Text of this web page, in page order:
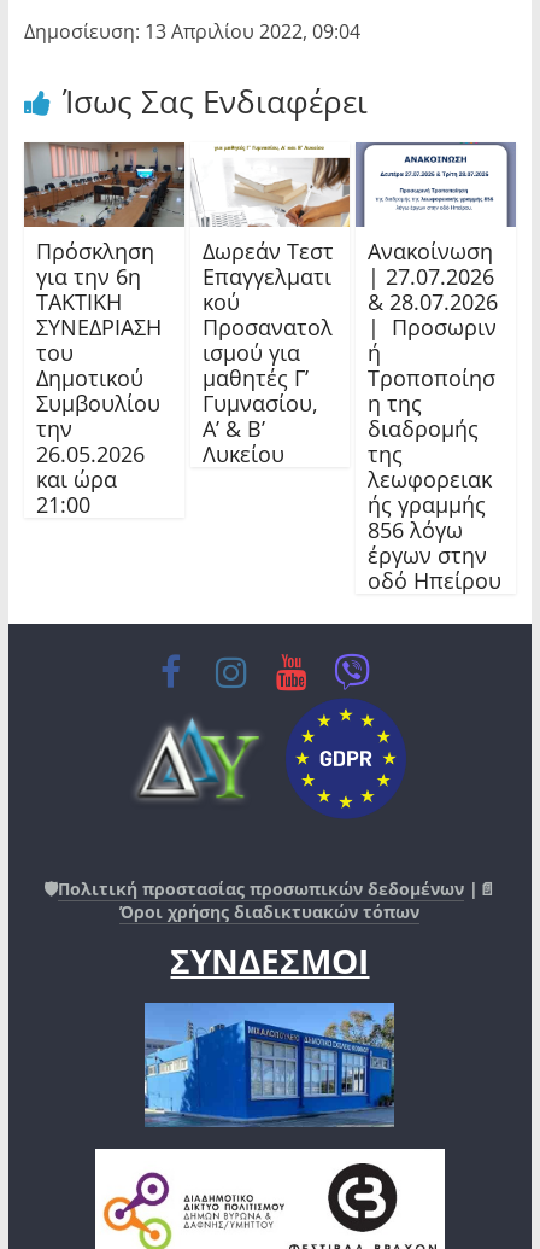
Δημοσίευση: 13 Απριλίου 2022, 09:04
Ίσως Σας Ενδιαφέρει
Πρόσκληση
για την 6η
ΤΑΚΤΙΚΗ
ΣΥΝΕΔΡΙΑΣΗ
του
Δημοτικού
Συμβουλίου
την
26.05.2026
και ώρα
21:00
Δωρεάν Τεστ
Επαγγελματι
κού
Προσανατολ
ισμού για
μαθητές Γ’
Γυμνασίου,
Α’ & Β’
Λυκείου
Ανακοίνωση
| 27.07.2026
& 28.07.2026
| Προσωριν
ή
Τροποποίησ
η της
διαδρομής
της
λεωφορειακ
ής γραμμής
856 λόγω
έργων στην
οδό Ηπείρου
🛡️Πολιτική προστασίας προσωπικών δεδομένων |📄
Όροι χρήσης διαδικτυακών τόπων
ΣΥΝΔΕΣΜΟΙ